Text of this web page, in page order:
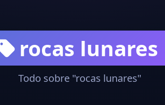
rocas lunares
Todo sobre "rocas lunares"